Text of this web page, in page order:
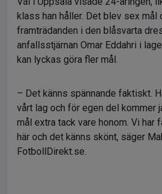
klass han håller. Det blev sex mål
framträdanden i den blåsvarta
anfallsstjärnan Omar Eddahri i
kan lyckas göra fler mål.
– Det känns spännande faktiskt.
vårt lag och för egen del kommer
mål extra tack vare honom. Vi har
här och det känns skönt, säger
FotbollDirekt.se.